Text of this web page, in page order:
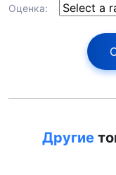
Оценка:
Другие